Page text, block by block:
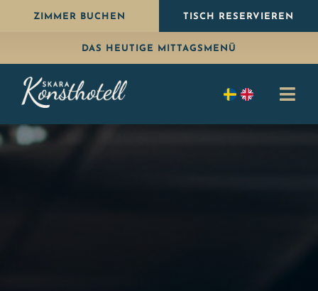
WeiterZIMMER BUCHEN TISCH RESERVIEREN
DAS HEUTIGE MITTAGSMENÜ
Übernachten